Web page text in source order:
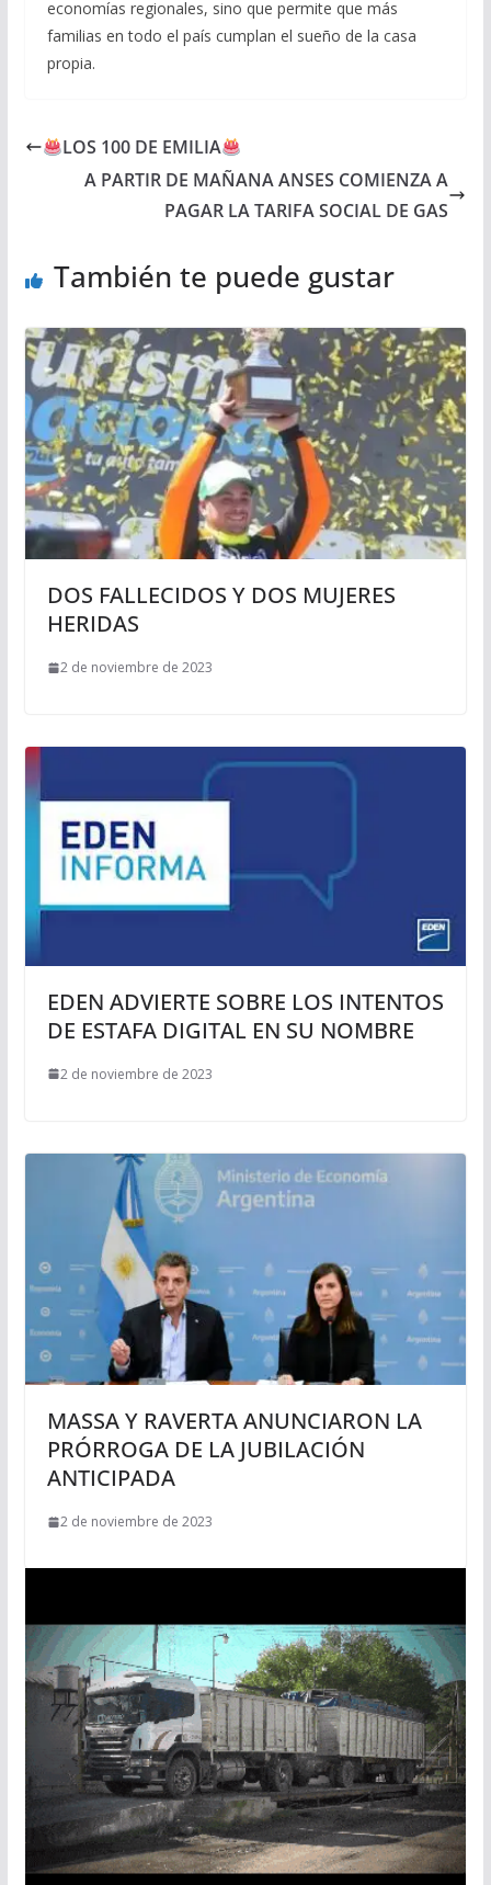
economías regionales, sino que permite que más
familias en todo el país cumplan el sueño de la casa
propia.
LOS 100 DE EMILIA
A PARTIR DE MAÑANA ANSES COMIENZA A
PAGAR LA TARIFA SOCIAL DE GAS
También te puede gustar
DOS FALLECIDOS Y DOS MUJERES
HERIDAS
2 de noviembre de 2023
EDEN ADVIERTE SOBRE LOS INTENTOS
DE ESTAFA DIGITAL EN SU NOMBRE
2 de noviembre de 2023
MASSA Y RAVERTA ANUNCIARON LA
PRÓRROGA DE LA JUBILACIÓN
ANTICIPADA
2 de noviembre de 2023